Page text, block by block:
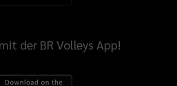
der BR Volleys App!